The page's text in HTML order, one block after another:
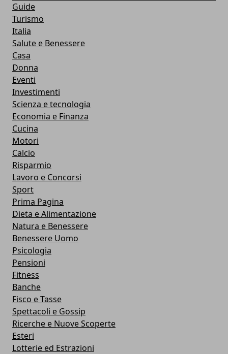
Guide
Turismo
Italia
Salute e Benessere
Casa
Donna
Eventi
Investimenti
Scienza e tecnologia
Economia e Finanza
Cucina
Motori
Calcio
Risparmio
Lavoro e Concorsi
Sport
Prima Pagina
Dieta e Alimentazione
Natura e Benessere
Benessere Uomo
Psicologia
Pensioni
Fitness
Banche
Fisco e Tasse
Spettacoli e Gossip
Ricerche e Nuove Scoperte
Esteri
Lotterie ed Estrazioni